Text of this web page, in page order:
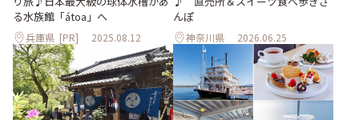
る水族館「átoa」へ
兵庫県 [PR] 2025.08.12
んぽ
神奈川県 2026.06.25